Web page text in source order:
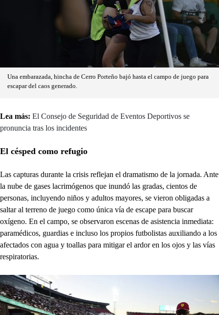
Una embarazada, hincha de Cerro Porteño bajó hasta el campo de juego para
escapar del caos generado.
Lea más: El Consejo de Seguridad de Eventos Deportivos se
pronuncia tras los incidentes
El césped como refugio
Las capturas durante la crisis reflejan el dramatismo de la jornada. Ante
la nube de gases lacrimógenos que inundó las gradas, cientos de
personas, incluyendo niños y adultos mayores, se vieron obligadas a
saltar al terreno de juego como única vía de escape para buscar
oxígeno. En el campo, se observaron escenas de asistencia inmediata:
paramédicos, guardias e incluso los propios futbolistas auxiliando a los
afectados con agua y toallas para mitigar el ardor en los ojos y las vías
respiratorias.